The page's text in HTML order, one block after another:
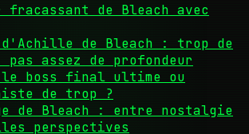
fracassant de Bleach avec
de Bleach : trop de
pas assez de profondeur
le boss final ultime ou
de trop ?
de Bleach : entre nostalgie
perspectives